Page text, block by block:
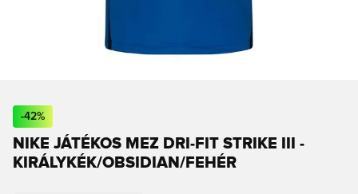
-42%
NIKE JÁTÉKOS MEZ DRI-FIT STRIKE III -
KIRÁLYKÉK/OBSIDIAN/FEHÉR